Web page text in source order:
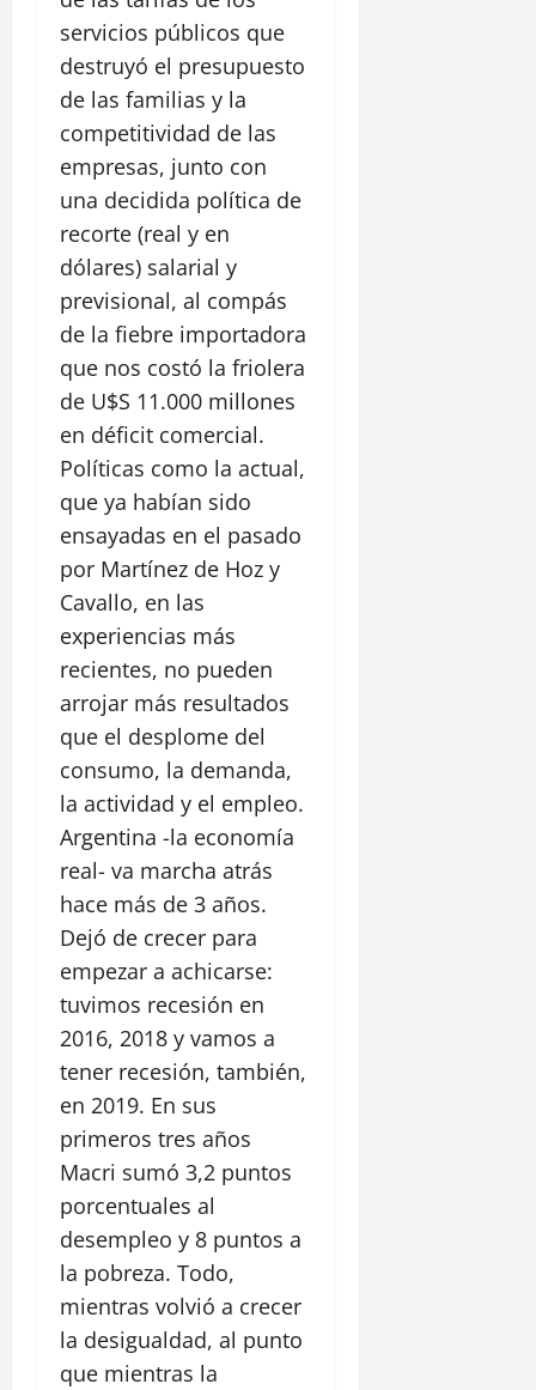
servicios públicos que
destruyó el presupuesto
de las familias y la
competitividad de las
empresas, junto con
una decidida política de
recorte (real y en
dólares) salarial y
previsional, al compás
de la fiebre importadora
que nos costó la friolera
de U$S 11.000 millones
en déficit comercial.
Políticas como la actual,
que ya habían sido
ensayadas en el pasado
por Martínez de Hoz y
Cavallo, en las
experiencias más
recientes, no pueden
arrojar más resultados
que el desplome del
consumo, la demanda,
la actividad y el empleo.
Argentina -la economía
real- va marcha atrás
hace más de 3 años.
Dejó de crecer para
empezar a achicarse:
tuvimos recesión en
2016, 2018 y vamos a
tener recesión, también,
en 2019. En sus
primeros tres años
Macri sumó 3,2 puntos
porcentuales al
desempleo y 8 puntos a
la pobreza. Todo,
mientras volvió a crecer
la desigualdad, al punto
que mientras la